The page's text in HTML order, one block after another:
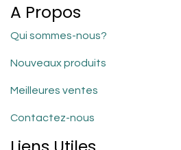
A Propos
Qui sommes-nous?
Nouveaux produits
Meilleures ventes
Contactez-nous